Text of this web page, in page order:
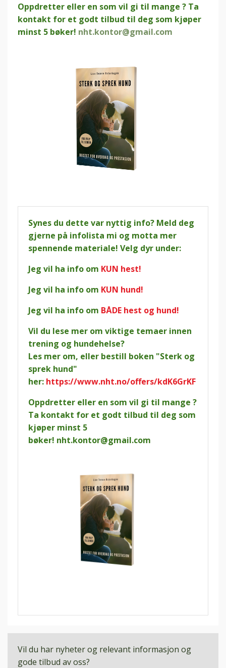
Oppdretter eller en som vil gi til mange ? Ta
kontakt for et godt tilbud til deg som kjøper
minst 5 bøker! nht.kontor@gmail.com
Synes du dette var nyttig info? Meld deg
gjerne på infolista mi og motta mer
spennende materiale! Velg dyr under:
Jeg vil ha info om KUN hest!
Jeg vil ha info om KUN hund!
Jeg vil ha info om BÅDE hest og hund!
Vil du lese mer om viktige temaer innen
trening og hundehelse?
Les mer om, eller bestill boken "Sterk og
sprek hund"
her: https://www.nht.no/offers/kdK6GrKF
Oppdretter eller en som vil gi til mange ?
Ta kontakt for et godt tilbud til deg som
kjøper minst 5
bøker! nht.kontor@gmail.com
Vil du har nyheter og relevant informasjon og
gode tilbud av oss?